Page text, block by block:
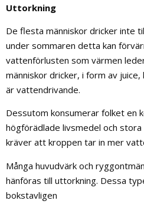
Uttorkning
De flesta människor dricker inte
under sommaren detta kan
vattenförlusten som värmen
människor dricker, i form av
är vattendrivande.
Dessutom konsumerar folket en
högförädlade livsmedel och
kräver att kroppen tar in mer
Många huvudvärk och
hänföras till uttorkning. Dessa
bokstavligen